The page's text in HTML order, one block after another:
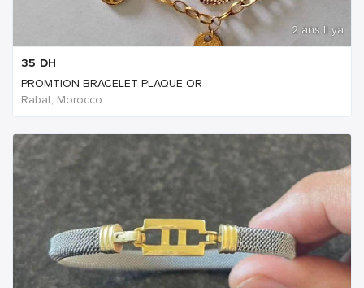
2 ans Il ya
35 DH
PROMTION BRACELET PLAQUE OR
Rabat, Morocco